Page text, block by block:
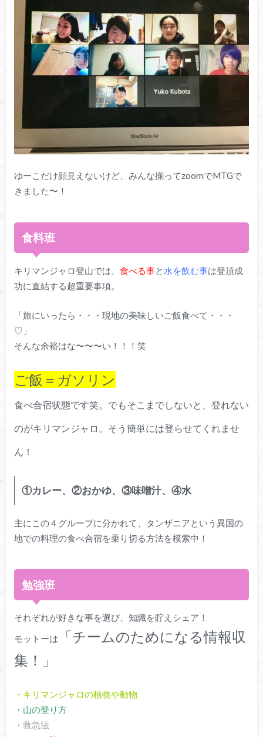
ゆーこだけ顔見えないけど、みんな揃ってzoomでMTGで
きました〜！
食料班
キリマンジャロ登山では、 食べる事と 水を飲む事は登頂成
功に直結する超重要事項。
「旅にいったら・・・現地の美味しいご飯食べて・・・
♡」
そんな余裕はな〜〜〜い！！！笑
ご飯＝ガソリン
食べ合宿状態です笑。でもそこまでしないと、登れない
のがキリマンジャロ。そう簡単には登らせてくれませ
ん！
①カレー、②おかゆ、③味噌汁、④水
主にこの４グループに分かれて、タンザニアという異国の
地での料理の食べ合宿を乗り切る方法を模索中！
勉強班
それぞれが好きな事を選び、知識を貯えシェア！
モットーは
「チームのためになる情報収
集！」
・キリマンジャロの植物や動物
・山の登り方
・救急法